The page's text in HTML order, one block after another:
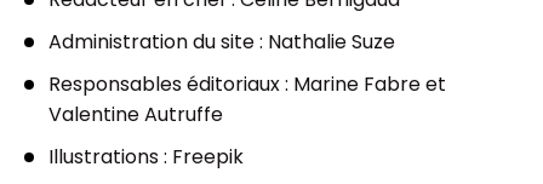
Administration du site: Nathalie Suze
Responsables éditoriaux: Marine Fabre et
Valentine Autruffe
Illustrations: Freepik